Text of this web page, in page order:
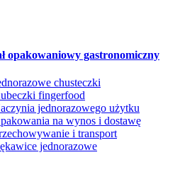
opakowaniowy gastronomiczny
chusteczki
fingerfood
jednorazowego użytku
na wynos i dostawę
i transport
jednorazowe